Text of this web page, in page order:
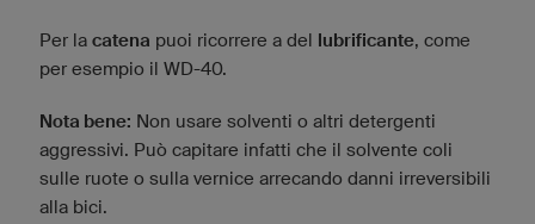
Per la catena puoi ricorrere a del lubrificante, come
per esempio il WD-40.
Nota bene: Non usare solventi o altri detergenti
aggressivi. Può capitare infatti che il solvente coli
sulle ruote o sulla vernice arrecando danni irreversibili
alla bici.